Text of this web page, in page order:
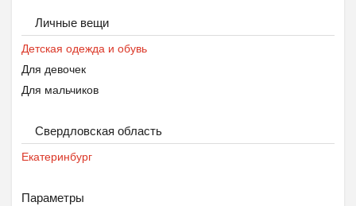
Личные вещи
Детская одежда и обувь
Для девочек
Для мальчиков
Свердловская область
Екатеринбург
Параметры